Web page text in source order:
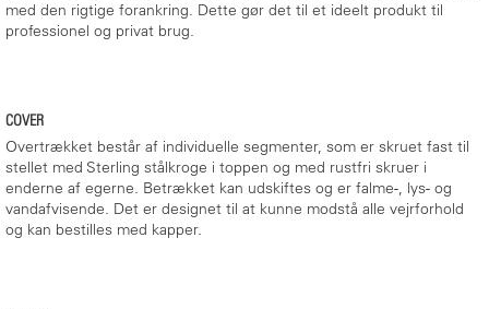
med den rigtige forankring. Dette gør det til et ideelt produkt til
professionel og privat brug.
COVER
Overtrækket består af individuelle segmenter, som er skruet fast til
stellet med Sterling stålkroge i toppen og med rustfri skruer i
enderne af egerne. Betrækket kan udskiftes og er falme-, lys- og
vandafvisende. Det er designet til at kunne modstå alle vejrforhold
og kan bestilles med kapper.